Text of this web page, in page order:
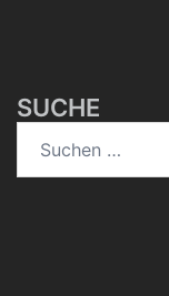
SUCHE